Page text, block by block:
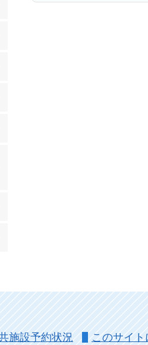
施設予約状況 このサイト